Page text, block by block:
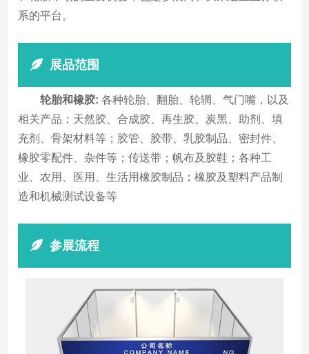
系的平台。
展品范围
轮胎和橡胶: 各种轮胎、翻胎、轮辋、气门嘴，以及
相关产品；天然胶、合成胶、再生胶、炭黑、助剂、填
充剂、骨架材料等；胶管、胶带、乳胶制品、密封件、
橡胶零配件、杂件等；传送带；帆布及胶鞋；各种工
业、农用、医用、生活用橡胶制品；橡胶及塑料产品制
造和机械测试设备等
参展流程